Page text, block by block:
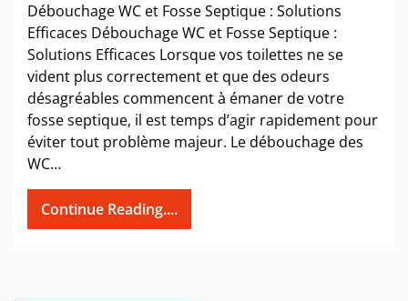
Débouchage WC et Fosse Septique : Solutions
Efficaces Débouchage WC et Fosse Septique :
Solutions Efficaces Lorsque vos toilettes ne se
vident plus correctement et que des odeurs
désagréables commencent à émaner de votre
fosse septique, il est temps d’agir rapidement pour
éviter tout problème majeur. Le débouchage des
WC…
Continue Reading....